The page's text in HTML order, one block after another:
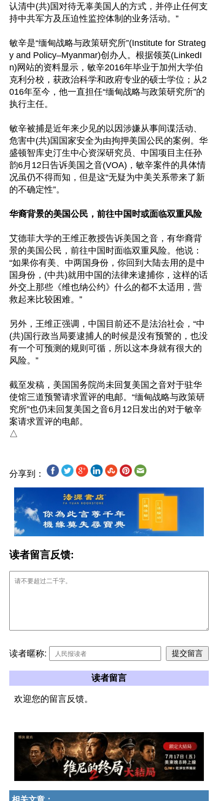
认清中(共)国对待无辜美国人的方式，并停止任何支
持中共军方及压迫性监控体制的业务活动。”
敏辛是“缅甸战略与政策研究所”(Institute for Strateg
y and Policy–Myanmar)创办人。根据领英(LinkedI
n)网站的资料显示，敏辛2016年毕业于加州大学伯
克利分校，获政治科学和政府专业的硕士学位；从2
016年至今，他一直担任“缅甸战略与政策研究所”的
执行主任。
敏辛被捕是近年来少见的以因涉嫌从事间谍活动、
危害中(共)国国家安全为由拘押美国公民的案例。华
盛顿智库史汀生中心资深研究员、中国项目主任孙
韵6月12日告诉美国之音(VOA)，敏辛案件的具体情
况虽仍不得而知，但是这“无疑为中美关系带来了新
的不确定性”。
华裔背景的美国公民，前往中国时或面临双重风险
艾德菲大学的王维正教授告诉美国之音，有华裔背
景的美国公民，前往中国时面临双重风险。他说：
“如果你有美、中两国身份，你回到大陆去用的是中
国身份，(中共)就用中国的法律来逮捕你，这样的话
外交上那些《维也纳公约》什么的都不太适用，营
救起来比较困难。”
另外，王维正强调，中国目前还不是法治社会，“中
(共)国行政当局要逮捕人的时候是没有预警的，也没
有一个可预测的规则可循，所以这本身就有很大的
风险。”
截至发稿，美国国务院尚未回复美国之音对于驻华
使馆三道预警请求置评的电邮。“缅甸战略与政策研
究所”也仍未回复美国之音6月12日发出的对于敏辛
案请求置评的电邮。
分享到：
读者留言反馈:
读者暱称:
读者留言
欢迎您的留言反馈。